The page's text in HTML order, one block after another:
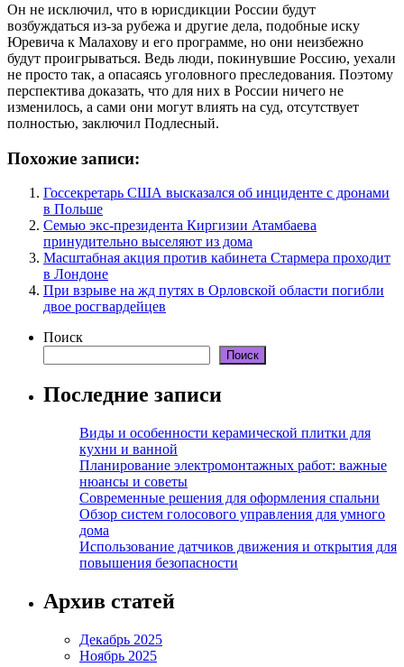
Он не исключил, что в юрисдикции России будут
возбуждаться из-за рубежа и другие дела, подобные иску
Юревича к Малахову и его программе, но они неизбежно
будут проигрываться. Ведь люди, покинувшие Россию, уехали
не просто так, а опасаясь уголовного преследования. Поэтому
перспектива доказать, что для них в России ничего не
изменилось, а сами они могут влиять на суд, отсутствует
полностью, заключил Подлесный.
Похожие записи:
Госсекретарь США высказался об инциденте с дронами
в Польше
Семью экс-президента Киргизии Атамбаева
принудительно выселяют из дома
Масштабная акция против кабинета Стармера проходит
в Лондоне
При взрыве на жд путях в Орловской области погибли
двое росгвардейцев
Поиск
Поиск
Последние записи
Виды и особенности керамической плитки для
кухни и ванной
Планирование электромонтажных работ: важные
нюансы и советы
Современные решения для оформления спальни
Обзор систем голосового управления для умного
дома
Использование датчиков движения и открытия для
повышения безопасности
Архив статей
Декабрь 2025
Ноябрь 2025